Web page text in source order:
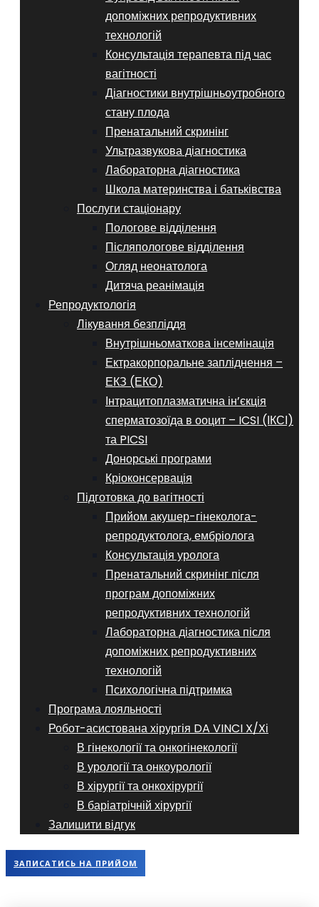
допоміжних репродуктивних
технологій
Консультація терапевта під час
вагітності
Діагностики внутрішньоутробного
стану плода
Пренатальний скринінг
Ультразвукова діагностика
Лабораторна діагностика
Школа материнства і батьківства
Послуги стаціонару
Пологове відділення
Післяпологове відділення
Огляд неонатолога
Дитяча реанімація
Репродуктологія
Лікування безпліддя
Внутрішньоматкова інсемінація
Ектракорпоральне запліднення –
ЕКЗ (ЕКО)
Інтрацитоплазматична ін’єкція
сперматозоїда в ооцит – ICSI (ІКСІ)
та PICSI
Донорські програми
Кріоконсервація
Підготовка до вагітності
Прийом акушер-гінеколога-
репродуктолога, ембріолога
Консультація уролога
Пренатальний скринінг після
програм допоміжних
репродуктивних технологій
​​Лабораторна діагностика після
допоміжних репродуктивних
технологій
​​Психологічна підтримка
Програма лояльності
Робот-асистована хірургія DA VINCI X/Xі
В гінекології та онкогінекології
В урології та онкоурології
В хірургії та онкохірургії
В баріатрічній хірургії
Залишити відгук
ЗАПИСАТИСЬ НА ПРИЙОМ